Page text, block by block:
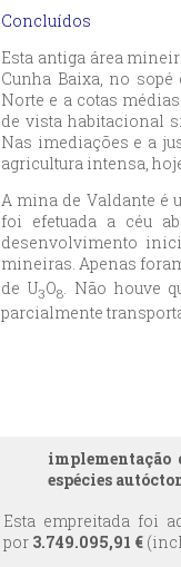
Concluídos
Esta antiga área
Cunha Baixa, no
Norte e a cotas
de vista habitacional
Nas imediações e a
agricultura intensa,
A mina de Valdante é
foi efetuada a céu
desenvolvimento
mineiras. Apenas
de U3O8
. Não houve
parcialmente
implementação
espécies
Esta empreitada foi
por 3.749.095,91 €